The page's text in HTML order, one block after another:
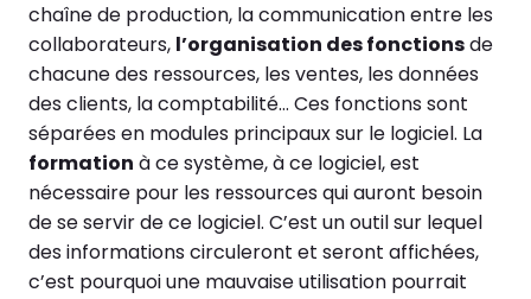
chaîne de production, la communication entre les
collaborateurs, l’organisation des fonctionsde
chacune des ressources, les ventes, les données
des clients, la comptabilité… Ces fonctions sont
séparées en modules principaux sur le logiciel. La
formation à ce système, à ce logiciel, est
nécessaire pour les ressources qui auront besoin
de se servir de ce logiciel. C’est un outil sur lequel
des informations circuleront et seront affichées,
c’est pourquoi une mauvaise utilisation pourrait